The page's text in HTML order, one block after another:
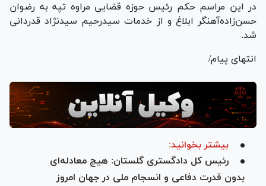
در این مراسم حکم رئیس حوزه قضایی مراوه تپه به رضوان
حسن‌زاده‌آهنگر ابلاغ و از خدمات سیدرحیم سیدنژاد قدردانی
شد.
انتهای پیام/
بیشتر بخوانید:
رئیس کل دادگستری گلستان: هیچ معادله‌ای
بدون قدرت دفاعی و انسجام ملی در جهان امروز